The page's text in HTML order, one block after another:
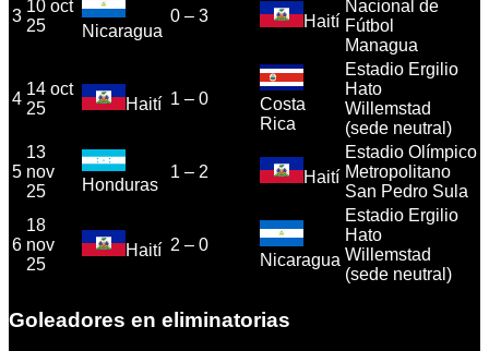
3
10 oct
25
Nicaragua
0 – 3 Haití
Nacional de
Fútbol
Managua
4
14 oct
25
Haití 1 – 0
Costa
Rica
Estadio Ergilio
Hato
Willemstad
(sede neutral)
5
13
nov
25
Honduras
1 – 2 Haití
Estadio Olímpico
Metropolitano
San Pedro Sula
6
18
nov
25
Haití 2 – 0
Nicaragua
Estadio Ergilio
Hato
Willemstad
(sede neutral)
Goleadores en eliminatorias